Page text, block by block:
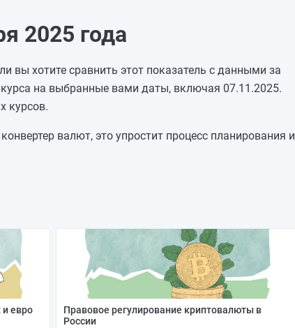
-0,0045
-0,0001
-0,693
-0,3069
2025 года
вы хотите сравнить этот показатель с данными за
на выбранные вами даты, включая 07.11.2025.
курсов.
валют, это упростит процесс планирования и
евро
Правовое регулирование криптовалюты в
России